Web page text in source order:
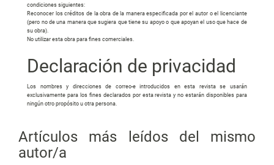
condiciones siguientes:
Reconocer los créditos de la obra de la manera especificada por el autor o el licenciante
(pero no de una manera que sugiera que tiene su apoyo o que apoyan el uso que hace de
su obra).
No utilizar esta obra para fines comerciales.
Declaración de privacidad
Los nombres y direcciones de correo-e introducidos en esta revista se usarán
exclusivamente para los fines declarados por esta revista y no estarán disponibles para
ningún otro propósito u otra persona.
Artículos más leídos del mismo
autor/a